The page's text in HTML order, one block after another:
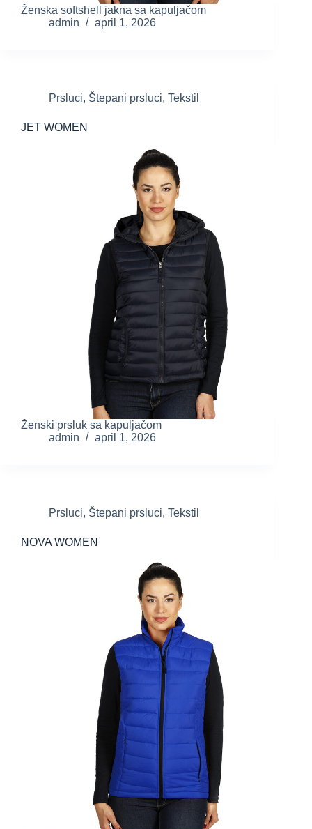
Ženska softshell jakna sa kapuljačom
admin
april 1, 2026
Prsluci, Štepani prsluci, Tekstil
JET WOMEN
Ženski prsluk sa kapuljačom
admin
april 1, 2026
Prsluci, Štepani prsluci, Tekstil
NOVA WOMEN